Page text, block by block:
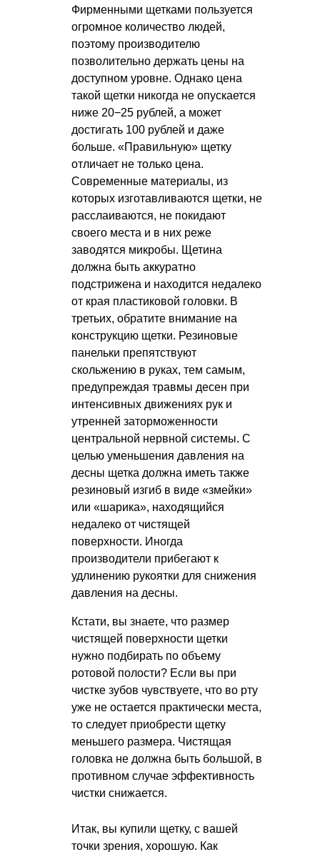
Фирменными щетками пользуется
огромное количество людей,
поэтому производителю
позволительно держать цены на
доступном уровне. Однако цена
такой щетки никогда не опускается
ниже 20−25 рублей, а может
достигать 100 рублей и даже
больше. «Правильную» щетку
отличает не только цена.
Современные материалы, из
которых изготавливаются щетки, не
расслаиваются, не покидают
своего места и в них реже
заводятся микробы. Щетина
должна быть аккуратно
подстрижена и находится недалеко
от края пластиковой головки. В
третьих, обратите внимание на
конструкцию щетки. Резиновые
панельки препятствуют
скольжению в руках, тем самым,
предупреждая травмы десен при
интенсивных движениях рук и
утренней заторможенности
центральной нервной системы. С
целью уменьшения давления на
десны щетка должна иметь также
резиновый изгиб в виде «змейки»
или «шарика», находящийся
недалеко от чистящей
поверхности. Иногда
производители прибегают к
удлинению рукоятки для снижения
давления на десны.
Кстати, вы знаете, что размер
чистящей поверхности щетки
нужно подбирать по объему
ротовой полости? Если вы при
чистке зубов чувствуете, что во рту
уже не остается практически места,
то следует приобрести щетку
меньшего размера. Чистящая
головка не должна быть большой, в
противном случае эффективность
чистки снижается.
Итак, вы купили щетку, с вашей
точки зрения, хорошую. Как